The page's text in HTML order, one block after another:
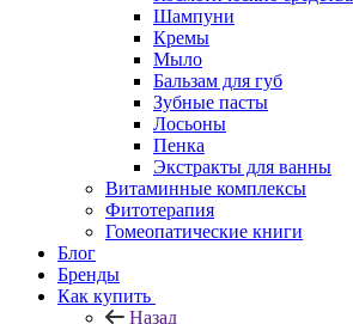
Шампуни
Кремы
Мыло
Бальзам для губ
Зубные пасты
Лосьоны
Пенка
Экстракты для ванны
Витаминные комплексы
Фитотерапия
Гомеопатические книги
Блог
Бренды
Как купить
Назад